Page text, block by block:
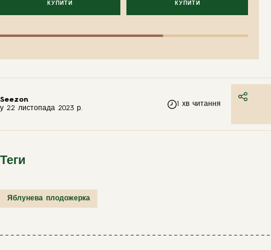
КУПИТИ КУПИТИ
Seezon
у 22 листопада 2023 р.
1 хв читання
Теги
Яблунева плодожерка